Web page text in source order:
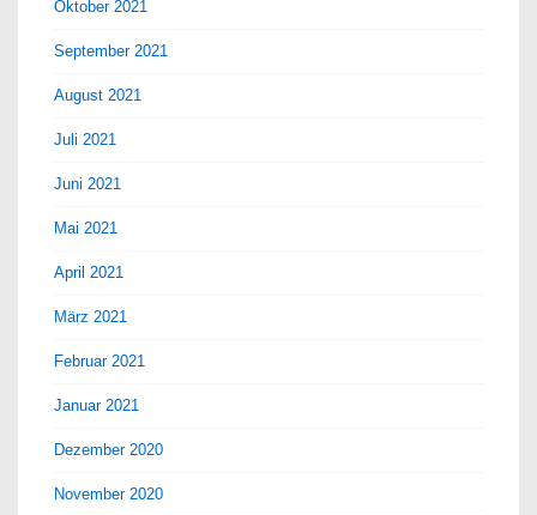
Oktober 2021
September 2021
August 2021
Juli 2021
Juni 2021
Mai 2021
April 2021
März 2021
Februar 2021
Januar 2021
Dezember 2020
November 2020